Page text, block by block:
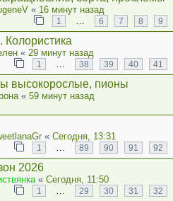
« 16 минут назад
1 … 6 7 8 9
Колористика
« 29 минут назад
1 … 38 39 40 41
высокорослые, пионы
« 59 минут назад
« Сегодня, 13:31
1 … 89 90 91 92
2026
« Сегодня, 11:50
1 29 30 31 32